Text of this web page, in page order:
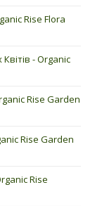
Rise Flora
- Organic
Rise Garden
Rise Garden
Rise